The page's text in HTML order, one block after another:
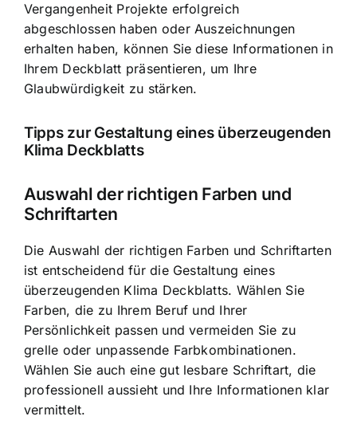
Vergangenheit Projekte erfolgreich
abgeschlossen haben oder Auszeichnungen
erhalten haben, können Sie diese Informationen in
Ihrem Deckblatt präsentieren, um Ihre
Glaubwürdigkeit zu stärken.
Tipps zur Gestaltung eines überzeugenden
Klima Deckblatts
Auswahl der richtigen Farben und
Schriftarten
Die Auswahl der richtigen Farben und Schriftarten
ist entscheidend für die Gestaltung eines
überzeugenden Klima Deckblatts. Wählen Sie
Farben, die zu Ihrem Beruf und Ihrer
Persönlichkeit passen und vermeiden Sie zu
grelle oder unpassende Farbkombinationen.
Wählen Sie auch eine gut lesbare Schriftart, die
professionell aussieht und Ihre Informationen klar
vermittelt.